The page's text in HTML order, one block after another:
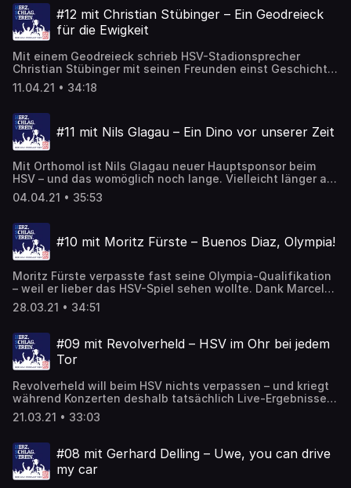
Tall da gerne bleiben, er freut sich schon auf ein 0:8
gegen Bayern. Aber ohne Mami-Papi-Penis. Und ganz
wichtig: Sein Feta ist Griechisch – sein Vater nicht.
#12 mit Christian Stübinger – Ein Geodreieck
für die Ewigkeit
Mit einem Geodreieck schrieb HSV-Stadionsprecher
Christian Stübinger mit seinen Freunden einst Geschichte
im Volksparkstadion. Mal nicht als Superhelden verkleidet,
sondern mit einem Bauarbeiter, der nicht mehr alle Latten
Fitness-Matte. Da können auch Alexander Bommes und
Pamela Reif nicht mehr helfen. Nur auf dem Golfplatz, da
sollte man immer ans Telefon gehen.
11.04.21 • 34:18
#11 mit Nils Glagau – Ein Dino vor unserer Zeit
Mit Orthomol ist Nils Glagau neuer Hauptsponsor beim
HSV – und das womöglich noch lange. Vielleicht länger als
Hermann, der besser kein Dino mehr wäre, aber bitte auch
kein Einhorn. Und kein Löwe, denn das ist er ja schon
Mayas in Mexiko und mit Klostermönchen in Tibet geteilt
hat. Und mit Kröten kennt er sich natürlich auch aus.
Genau deswegen mag er den Dino nicht.
04.04.21 • 35:53
#10 mit Moritz Fürste – Buenos Diaz, Olympia!
Moritz Fürste verpasste fast seine Olympia-Qualifikation
– weil er lieber das HSV-Spiel sehen wollte. Dank Marcelo
Diaz, Harald Spörl und der Nummer 21 reichte es am Ende
aber doch. Nun kennt sich Fürste mit Bier-Shots aus und
St. Pauli gearbeitet hat. Und er sorgt sich um Olympische
Geisterspiele im Sommer. Bleibt nur die Frage: Fahren
Inlineskates auch auf Rasen?
28.03.21 • 34:51
#09 mit Revolverheld – HSV im Ohr bei jedem
Tor
Revolverheld will beim HSV nichts verpassen – und kriegt
während Konzerten deshalb tatsächlich Live-Ergebnisse
aufs Ohr. Schließlich beschreibt die neue Single
„Abreißen“ genau den HSV, und das, obwohl die Band
muss dann eben mal ihr Kumpel Pierre-Michel Lasogga
eingreifen. Oder Stefan Wächter. Der kann dank
Revolverheld sogar Schlagzeug spielen.
21.03.21 • 33:03
#08 mit Gerhard Delling – Uwe, you can drive
my car